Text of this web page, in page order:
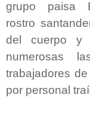
grupo paisa
rostro
del cuerpo y
numerosas
trabajadores
por personal